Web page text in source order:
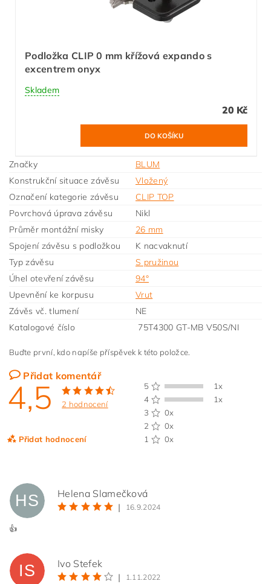
Podložka CLIP 0 mm křížová expando s
excentrem onyx
Skladem
20 Kč
Značky
BLUM
Konstrukční situace závěsu
Vložený
Označení kategorie závěsu
CLIP TOP
Povrchová úprava závěsu
Nikl
Průměr montážní misky
26 mm
Spojení závěsu s podložkou
K nacvaknutí
Typ závěsu
S pružinou
Úhel otevření závěsu
94°
Upevnění ke korpusu
Vrut
Závěs vč. tlumení
NE
Katalogové číslo
75T4300 GT-MB V50S/NI
Buďte první, kdo napíše příspěvek k této položce.
Přidat komentář
4,5 2 hodnocení
Přidat hodnocení
5
1x
4
1x
3
0x
2
0x
1
0x
HS
Helena Slamečková
|
16.9.2024
👍
IS
Ivo Stefek
|
1.11.2022